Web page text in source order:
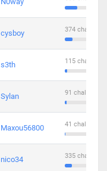
cysboy 374
s3th 115
Sylan 91
Maxou56800 41
nico34 335